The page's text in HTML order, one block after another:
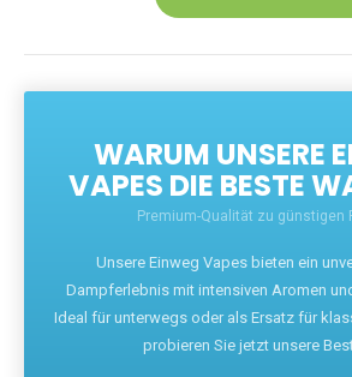
WARUM UNSERE
VAPES DIE BESTE
Premium-Qualität zu günstigen
Unsere Einweg Vapes bieten ein
Dampferlebnis mit intensiven Aromen
Ideal für unterwegs oder als Ersatz für
probieren Sie jetzt unsere